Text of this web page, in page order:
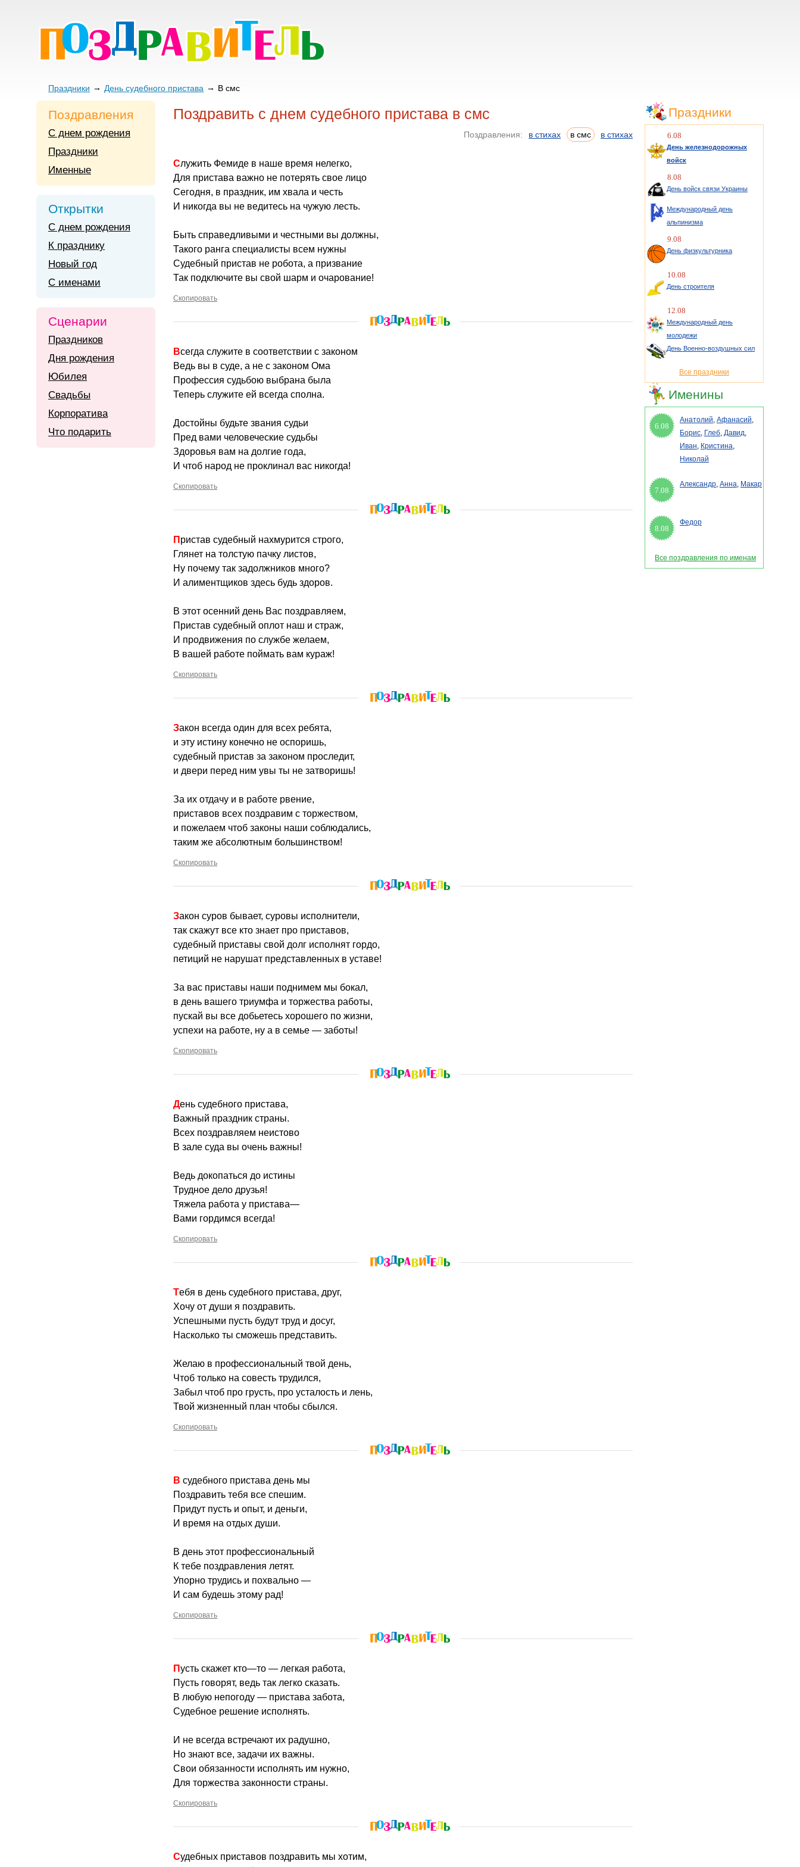
Праздники День судебного пристава В смс
Поздравить с днем судебного пристава в смс
Поздравления: в стихах в смс в стихах
Служить Фемиде в наше время нелегко,
Для пристава важно не потерять свое лицо
Сегодня, в праздник, им хвала и честь
И никогда вы не ведитесь на чужую лесть.
Быть справедливыми и честными вы должны,
Такого ранга специалисты всем нужны
Судебный пристав не робота, а призвание
Так подключите вы свой шарм и очарование!
Скопировать
Всегда служите в соответствии с законом
Ведь вы в суде, а не с законом Ома
Профессия судьбою выбрана была
Теперь служите ей всегда сполна.
Достойны будьте звания судьи
Пред вами человеческие судьбы
Здоровья вам на долгие года,
И чтоб народ не проклинал вас никогда!
Скопировать
Пристав судебный нахмурится строго,
Глянет на толстую пачку листов,
Ну почему так задолжников много?
И алиментщиков здесь будь здоров.
В этот осенний день Вас поздравляем,
Пристав судебный оплот наш и страж,
И продвижения по службе желаем,
В вашей работе поймать вам кураж!
Скопировать
Закон всегда один для всех ребята,
и эту истину конечно не оспоришь,
судебный пристав за законом проследит,
и двери перед ним увы ты не затворишь!
За их отдачу и в работе рвение,
приставов всех поздравим с торжеством,
и пожелаем чтоб законы наши соблюдались,
таким же абсолютным большинством!
Скопировать
Закон суров бывает, суровы исполнители,
так скажут все кто знает про приставов,
судебный приставы свой долг исполнят гордо,
петиций не нарушат представленных в уставе!
За вас приставы наши поднимем мы бокал,
в день вашего триумфа и торжества работы,
пускай вы все добьетесь хорошего по жизни,
успехи на работе, ну а в семье — заботы!
Скопировать
День судебного пристава,
Важный праздник страны.
Всех поздравляем неистово
В зале суда вы очень важны!
Ведь докопаться до истины
Трудное дело друзья!
Тяжела работа у пристава—
Вами гордимся всегда!
Скопировать
Тебя в день судебного пристава, друг,
Хочу от души я поздравить.
Успешными пусть будут труд и досуг,
Насколько ты сможешь представить.
Желаю в профессиональный твой день,
Чтоб только на совесть трудился,
Забыл чтоб про грусть, про усталость и лень,
Твой жизненный план чтобы сбылся.
Скопировать
В судебного пристава день мы
Поздравить тебя все спешим.
Придут пусть и опыт, и деньги,
И время на отдых души.
В день этот профессиональный
К тебе поздравления летят.
Упорно трудись и похвально —
И сам будешь этому рад!
Скопировать
Пусть скажет кто—то — легкая работа,
Пусть говорят, ведь так легко сказать.
В любую непогоду — пристава забота,
Судебное решение исполнять.
И не всегда встречают их радушно,
Но знают все, задачи их важны.
Свои обязанности исполнять им нужно,
Для торжества законности страны.
Скопировать
Судебных приставов поздравить мы хотим,
Поздравления
С днем рождения
Праздники
Именные
Открытки
С днем рождения
К празднику
Новый год
С именами
Сценарии
Праздников
Дня рождения
Юбилея
Свадьбы
Корпоратива
Что подарить
Праздники
6.08
День железнодорожных
войск
8.08
День войск связи Украины
Международный день
альпинизма
9.08
День физкультурника
10.08
День строителя
12.08
Международный день
молодежи
День Военно-воздушных сил
Все праздники
Именины
6.08
Анатолий, Афанасий,
Борис, Глеб, Давид,
Иван, Кристина,
Николай
7.08
Александр, Анна, Макар
8.08
Федор
Все поздравления по именам